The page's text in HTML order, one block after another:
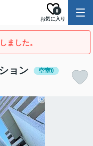
お気に入り
0
ました。
ョン 空室0